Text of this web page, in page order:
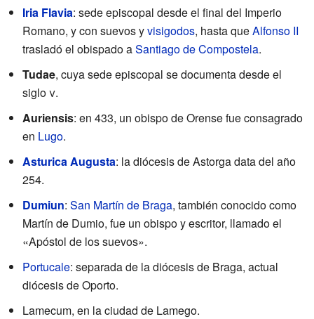
Iria Flavia: sede episcopal desde el final del Imperio
Romano, y con suevos yvisigodos, hasta queAlfonso II
trasladó el obispado aSantiago de Compostela.
Tudae, cuya sede episcopal se documenta desde el
siglov.
Auriensis: en 433, un obispo de Orense fue consagrado
en Lugo.
Asturica Augusta: la diócesis de Astorga data del año
254.
Dumiun: San Martín de Braga, también conocido como
Martín de Dumio, fue un obispo y escritor, llamado el
«Apóstol de los suevos».
Portucale: separada de la diócesis de Braga, actual
diócesis de Oporto.
Lamecum, en la ciudad de Lamego.